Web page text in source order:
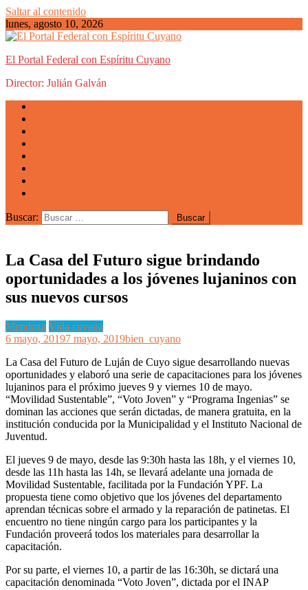
Saltar al contenido
lunes, agosto 10, 2026
El Portal Federal con Espíritu Cuyano
Director: Julián Galván
Buscar:
La Casa del Futuro sigue brindando
oportunidades a los jóvenes lujaninos con
sus nuevos cursos
Mendoza Vida cuyana
6 mayo, 20197 mayo, 2019bien_cuyano
La Casa del Futuro de Luján de Cuyo sigue desarrollando nuevas
oportunidades y elaboró una serie de capacitaciones para los jóvenes
lujaninos para el próximo jueves 9 y viernes 10 de mayo.
“Movilidad Sustentable”, “Voto Joven” y “Programa Ingenias” se
dominan las acciones que serán dictadas, de manera gratuita, en la
institución conducida por la Municipalidad y el Instituto Nacional de
Juventud.
El jueves 9 de mayo, desde las 9:30h hasta las 18h, y el viernes 10,
desde las 11h hasta las 14h, se llevará adelante una jornada de
Movilidad Sustentable, facilitada por la Fundación YPF. La
propuesta tiene como objetivo que los jóvenes del departamento
aprendan técnicas sobre el armado y la reparación de patinetas. El
encuentro no tiene ningún cargo para los participantes y la
Fundación proveerá todos los materiales para desarrollar la
capacitación.
Por su parte, el viernes 10, a partir de las 16:30h, se dictará una
capacitación denominada “Voto Joven”, dictada por el INAP